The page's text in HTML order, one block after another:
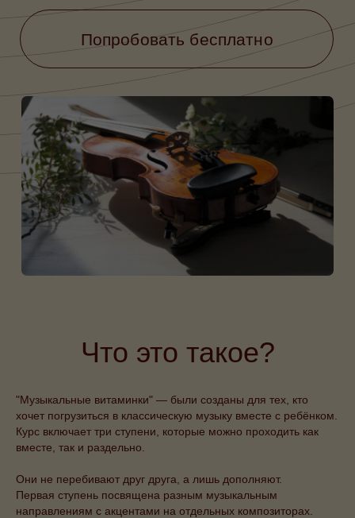
Что это такое?
"Музыкальные витаминки" — были созданы для тех, кто
хочет погрузиться в классическую музыку вместе с ребёнком.
Курс включает три ступени, которые можно проходить как
вместе, так и раздельно.
Они не перебивают друг друга, а лишь дополняют.
Первая ступень посвящена разным музыкальным
направлениям с акцентами на отдельных композиторах.